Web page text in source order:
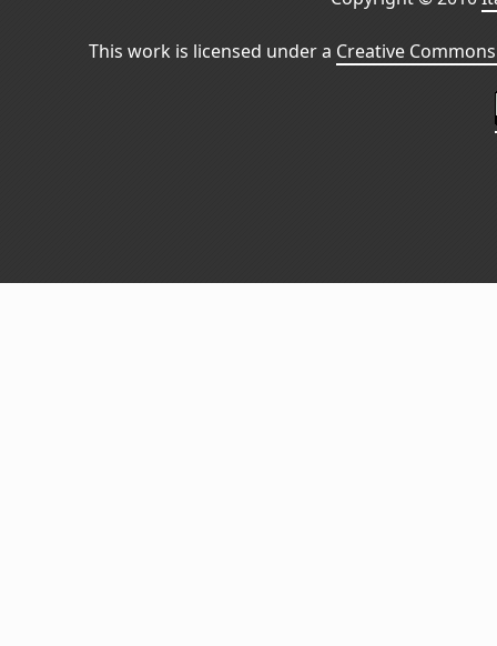
This work is licensed under a Creative